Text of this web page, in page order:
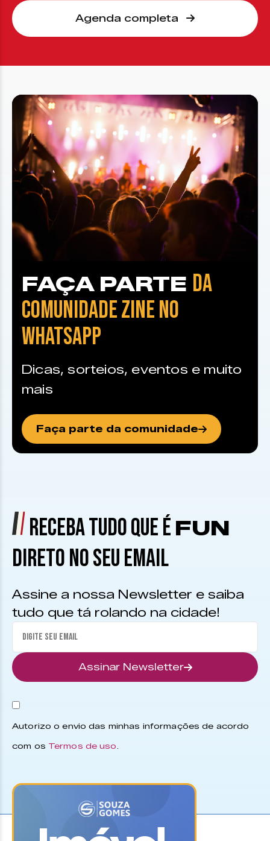
Agenda completa
FAÇA PARTE DA
COMUNIDADE ZINE NO
WHATSAPP
Dicas, sorteios, eventos e muito
mais
Faça parte da comunidade
RECEBA TUDO QUE É FUN
DIRETO NO SEU EMAIL
Assine a nossa Newsletter e saiba
tudo que tá rolando na cidade!
Assinar Newsletter
Autorizo o envio das minhas informações de acordo
com os Termos de uso.